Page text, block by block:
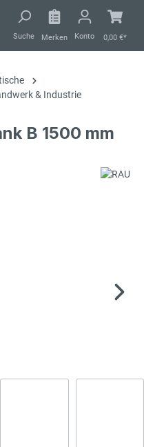
Suche Merken Konto 0,00 €*
& Industrie
B 1500 mm